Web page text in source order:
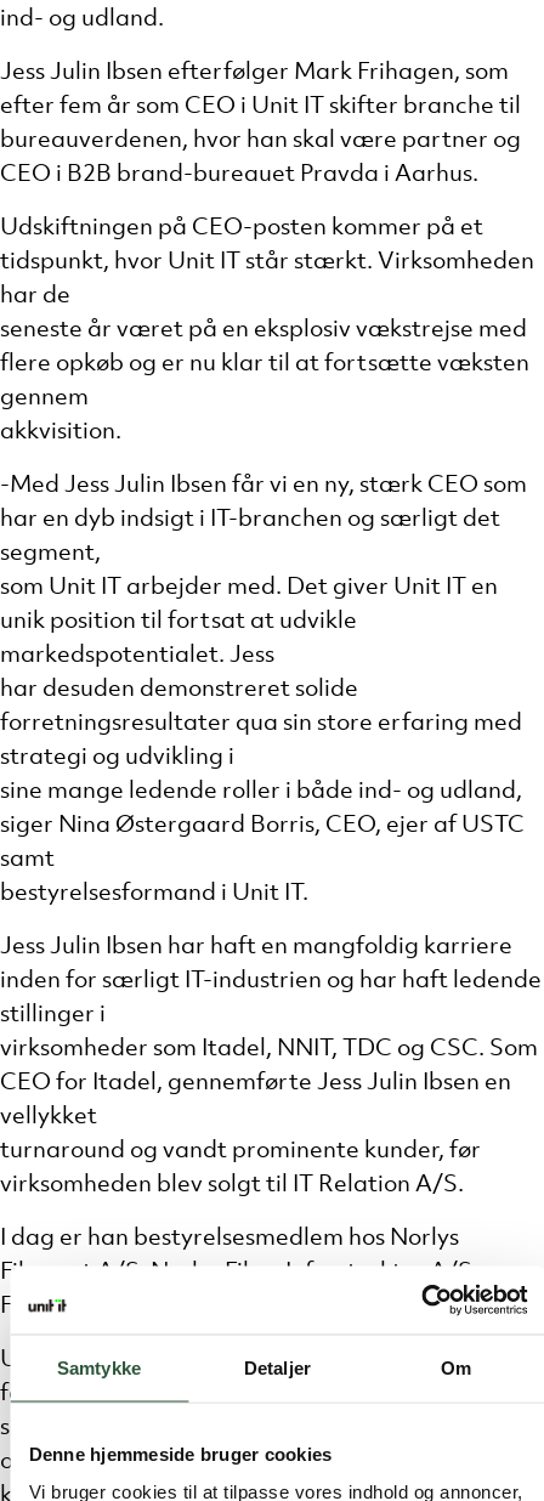
Samtykke Detaljer Om
Denne hjemmeside bruger cookies
Vi bruger cookies til at tilpasse vores indhold og annoncer,
ind- og udland.
Jess Julin Ibsen efterfølger Mark Frihagen, som
efter fem år som CEO i Unit IT skifter branche til
bureauverdenen, hvor han skal være partner og
CEO i B2B brand-bureauet Pravda i Aarhus.
Udskiftningen på CEO-posten kommer på et
tidspunkt, hvor Unit IT står stærkt. Virksomheden
har de
seneste år været på en eksplosiv vækstrejse med
flere opkøb og er nu klar til at fortsætte væksten
gennem
akkvisition.
-Med Jess Julin Ibsen får vi en ny, stærk CEO som
har en dyb indsigt i IT-branchen og særligt det
segment,
som Unit IT arbejder med. Det giver Unit IT en
unik position til fortsat at udvikle
markedspotentialet. Jess
har desuden demonstreret solide
forretningsresultater qua sin store erfaring med
strategi og udvikling i
sine mange ledende roller i både ind- og udland,
siger Nina Østergaard Borris, CEO, ejer af USTC
samt
bestyrelsesformand i Unit IT.
Jess Julin Ibsen har haft en mangfoldig karriere
inden for særligt IT-industrien og har haft ledende
stillinger i
virksomheder som Itadel, NNIT, TDC og CSC. Som
CEO for Itadel, gennemførte Jess Julin Ibsen en
vellykket
turnaround og vandt prominente kunder, før
virksomheden blev solgt til IT Relation A/S.
I dag er han bestyrelsesmedlem hos Norlys
Fibernet A/S, Norlys Fiber Infrastruktur A/S og
FastPass Corp.
Under Mark Frihagens ledelse har Unit IT udvidet
forretningen betydeligt og foretaget flere
succesfulde
opkøb – senest af solvo it. Desuden blev Unit IT